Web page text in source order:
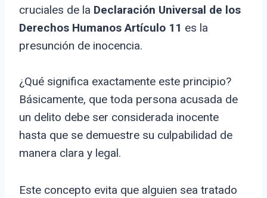
cruciales de la Declaración Universal de los
Derechos Humanos Artículo 11 es la
presunción de inocencia.
¿Qué significa exactamente este principio?
Básicamente, que toda persona acusada de
un delito debe ser considerada inocente
hasta que se demuestre su culpabilidad de
manera clara y legal.
Este concepto evita que alguien sea tratado